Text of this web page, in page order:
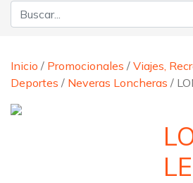
Buscar:
Inicio / Promocionales / Viajes,
Deportes / Neveras Loncheras /